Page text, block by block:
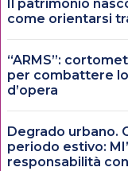
Il patrimonio
come orientarsi
“ARMS”:
per combattere
d’opera
Degrado urbano.
periodo estivo:
responsabilità